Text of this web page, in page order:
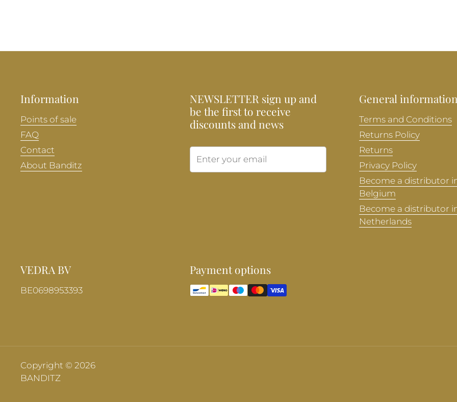
Information
Points of sale
FAQ
Contact
About Banditz
NEWSLETTER sign up and
be the first to receive
discounts and news
General information
Terms and Conditions
Returns Policy
Returns
Privacy Policy
Become a distributor
Belgium
Become a distributor
Netherlands
VEDRA BV
BE0698953393
Payment options
Copyright © 2026
BANDITZ